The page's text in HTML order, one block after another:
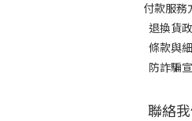
付款服務
退換貨
條款與
防詐騙
聯絡